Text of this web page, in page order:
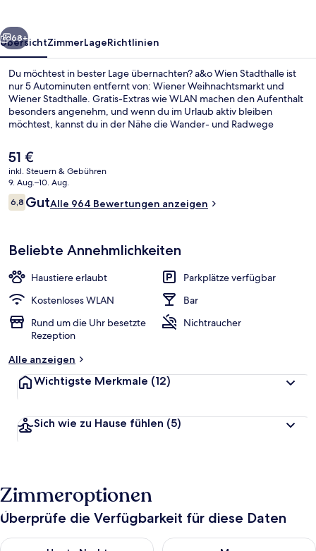
Weiter
68+
ÜbersichtZimmerLageRichtlinien
Du möchtest in bester Lage übernachten? a&o Wien Stadthalle ist
nur 5 Autominuten entfernt von: Wiener Weihnachtsmarkt und
Wiener Stadthalle. Gratis-Extras wie WLAN machen den Aufenthalt
besonders angenehm, und wenn du im Urlaub aktiv bleiben
möchtest, kannst du in der Nähe die Wander- und Radwege
Angebot. Andere Reisende loben das hilfsbereite Personal. Die
Unterkunft ist nur einen kurzen Fußmarsch von den öffentlichen
Verkehrsmitteln entfernt: Zur U-Bahn läuft man 3 Minuten (U-Bahn-
Station Burggasse - Stadthalle) bzw. 4 Minuten
(Straßenbahnhaltestelle Kaiserstraße, Neustiftgasse).
Der
aktuelle
Preis
beträgt
51 €.
51 €
inkl. Steuern & Gebühren
9. Aug.–10. Aug.
Bewertungen
6,86,8 von 10.
GutAlle 964 Bewertungen anzeigen
Beliebte Annehmlichkeiten
Haustiere erlaubt
Parkplätze verfügbar
Kostenloses WLAN
Bar
Rund um die Uhr besetzte
Rezeption
Nichtraucher
Alle anzeigen
Wichtigste Merkmale (12)
Sich wie zu Hause fühlen (5)
Zimmeroptionen
Überprüfe die Verfügbarkeit für diese Daten
Überprüfe die Verfügbarkeit für heute Nacht, Aug. 8 - Aug. 9.
Überprüfe die Verfügbarkeit